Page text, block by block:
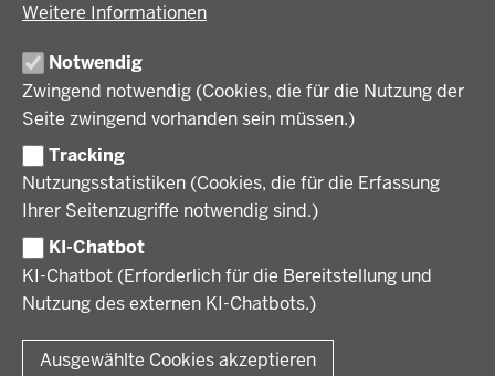
Weitere Informationen
Notwendig
Zwingend notwendig (Cookies, die für die Nutzung der
Seite zwingend vorhanden sein müssen.)
Tracking
Nutzungsstatistiken (Cookies, die für die Erfassung
Ihrer Seitenzugriffe notwendig sind.)
KI-Chatbot
KI-Chatbot (Erforderlich für die Bereitstellung und
Nutzung des externen KI-Chatbots.)
Ausgewählte Cookies akzeptieren
Regionalplanung und Regionalrat
Wirtschaft, Kultur und Kommunales
Zusammenarbeit mit den Niederlanden
Regierungsbezirk Münster
Geschichte und Gegenwart
Behördenleitung
Organisation
Förderlotsinnen und Förderlotsen
KARRIERE UND AUSBILDUNG
Stellenangebote
Ausbildung
Volljurist:in
Praktikum
Stellenangebote im Schulbereich
VERFAHREN UND BEKANNTMACHUNGEN
Amtsblatt
Verfahrensübersichten
PRESSE
Pressemitteilungen
Podcast
© 2026 Bezirksregierung Münster
Fußzeile
Impressum Datenschutz Rechtliche Hinweise
Kurzlink zu dieser Seite